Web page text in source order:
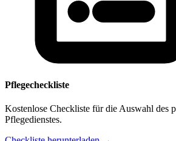
Pflegecheckliste
Kostenlose Checkliste für die Auswahl des
Pflegedienstes.